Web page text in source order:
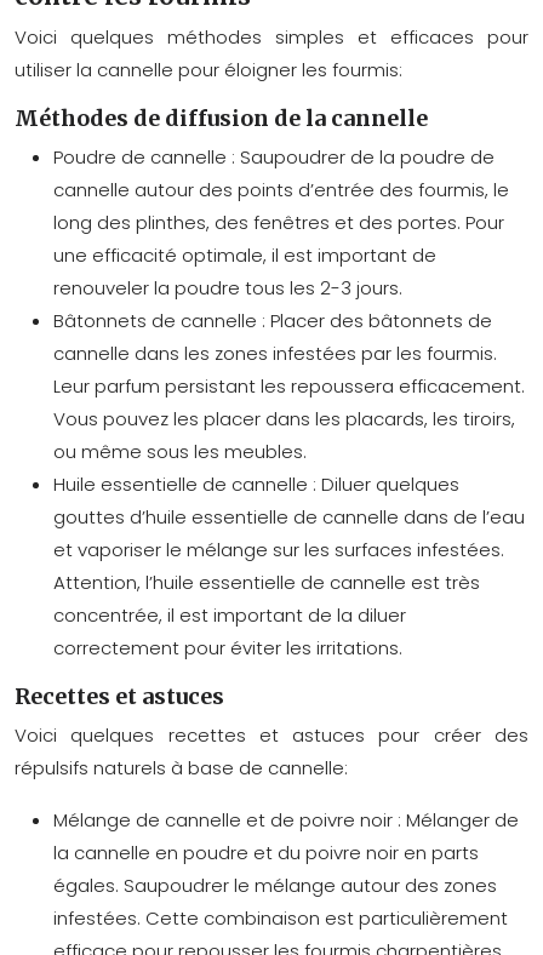
Voici quelques méthodes simples et efficaces pour
utiliser la cannelle pour éloigner les fourmis:
Méthodes de diffusion de la cannelle
Poudre de cannelle : Saupoudrer de la poudre de
cannelle autour des points d’entrée des fourmis, le
long des plinthes, des fenêtres et des portes. Pour
une efficacité optimale, il est important de
renouveler la poudre tous les 2-3 jours.
Bâtonnets de cannelle : Placer des bâtonnets de
cannelle dans les zones infestées par les fourmis.
Leur parfum persistant les repoussera efficacement.
Vous pouvez les placer dans les placards, les tiroirs,
ou même sous les meubles.
Huile essentielle de cannelle : Diluer quelques
gouttes d’huile essentielle de cannelle dans de l’eau
et vaporiser le mélange sur les surfaces infestées.
Attention, l’huile essentielle de cannelle est très
concentrée, il est important de la diluer
correctement pour éviter les irritations.
Recettes et astuces
Voici quelques recettes et astuces pour créer des
répulsifs naturels à base de cannelle:
Mélange de cannelle et de poivre noir : Mélanger de
la cannelle en poudre et du poivre noir en parts
égales. Saupoudrer le mélange autour des zones
infestées. Cette combinaison est particulièrement